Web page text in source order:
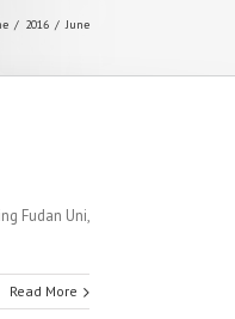
/ 2016 / June
Fudan Uni,
Read More